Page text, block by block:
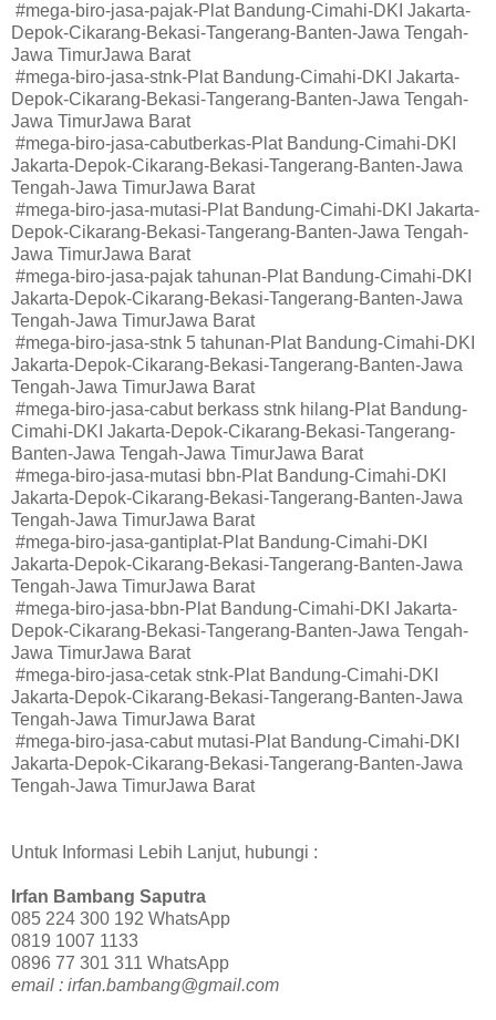
#mega-biro-jasa-pajak-Plat Bandung-Cimahi-DKI Jakarta-
Depok-Cikarang-Bekasi-Tangerang-Banten-Jawa Tengah-
Jawa TimurJawa Barat
#mega-biro-jasa-stnk-Plat Bandung-Cimahi-DKI Jakarta-
Depok-Cikarang-Bekasi-Tangerang-Banten-Jawa Tengah-
Jawa TimurJawa Barat
#mega-biro-jasa-cabutberkas-Plat Bandung-Cimahi-DKI
Jakarta-Depok-Cikarang-Bekasi-Tangerang-Banten-Jawa
Tengah-Jawa TimurJawa Barat
#mega-biro-jasa-mutasi-Plat Bandung-Cimahi-DKI Jakarta-
Depok-Cikarang-Bekasi-Tangerang-Banten-Jawa Tengah-
Jawa TimurJawa Barat
#mega-biro-jasa-pajak tahunan-Plat Bandung-Cimahi-DKI
Jakarta-Depok-Cikarang-Bekasi-Tangerang-Banten-Jawa
Tengah-Jawa TimurJawa Barat
#mega-biro-jasa-stnk 5 tahunan-Plat Bandung-Cimahi-DKI
Jakarta-Depok-Cikarang-Bekasi-Tangerang-Banten-Jawa
Tengah-Jawa TimurJawa Barat
#mega-biro-jasa-cabut berkass stnk hilang-Plat Bandung-
Cimahi-DKI Jakarta-Depok-Cikarang-Bekasi-Tangerang-
Banten-Jawa Tengah-Jawa TimurJawa Barat
#mega-biro-jasa-mutasi bbn-Plat Bandung-Cimahi-DKI
Jakarta-Depok-Cikarang-Bekasi-Tangerang-Banten-Jawa
Tengah-Jawa TimurJawa Barat
#mega-biro-jasa-gantiplat-Plat Bandung-Cimahi-DKI
Jakarta-Depok-Cikarang-Bekasi-Tangerang-Banten-Jawa
Tengah-Jawa TimurJawa Barat
#mega-biro-jasa-bbn-Plat Bandung-Cimahi-DKI Jakarta-
Depok-Cikarang-Bekasi-Tangerang-Banten-Jawa Tengah-
Jawa TimurJawa Barat
#mega-biro-jasa-cetak stnk-Plat Bandung-Cimahi-DKI
Jakarta-Depok-Cikarang-Bekasi-Tangerang-Banten-Jawa
Tengah-Jawa TimurJawa Barat
#mega-biro-jasa-cabut mutasi-Plat Bandung-Cimahi-DKI
Jakarta-Depok-Cikarang-Bekasi-Tangerang-Banten-Jawa
Tengah-Jawa TimurJawa Barat
Untuk Informasi Lebih Lanjut, hubungi :
Irfan Bambang Saputra
085 224 300 192 WhatsApp
0819 1007 1133
0896 77 301 311 WhatsApp
email : irfan.bambang@gmail.com